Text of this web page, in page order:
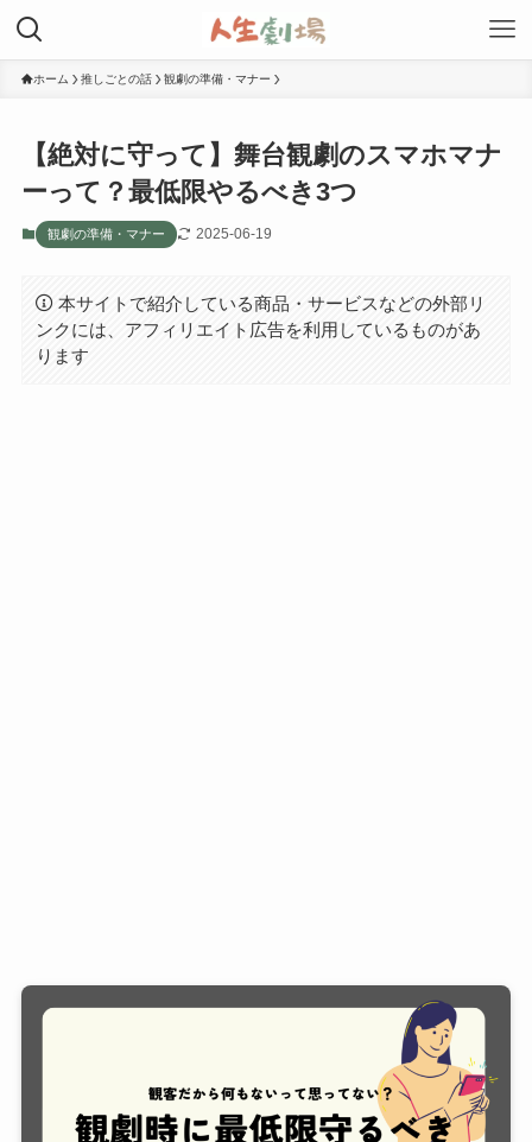
ホーム 推しごとの話 観劇の準備・マナー
【絶対に守って】舞台観劇のスマホマナ
ーって？最低限やるべき3つ
観劇の準備・マナー 2025-06-19
本サイトで紹介している商品・サービスなどの外部リ
ンクには、アフィリエイト広告を利用しているものがあ
ります